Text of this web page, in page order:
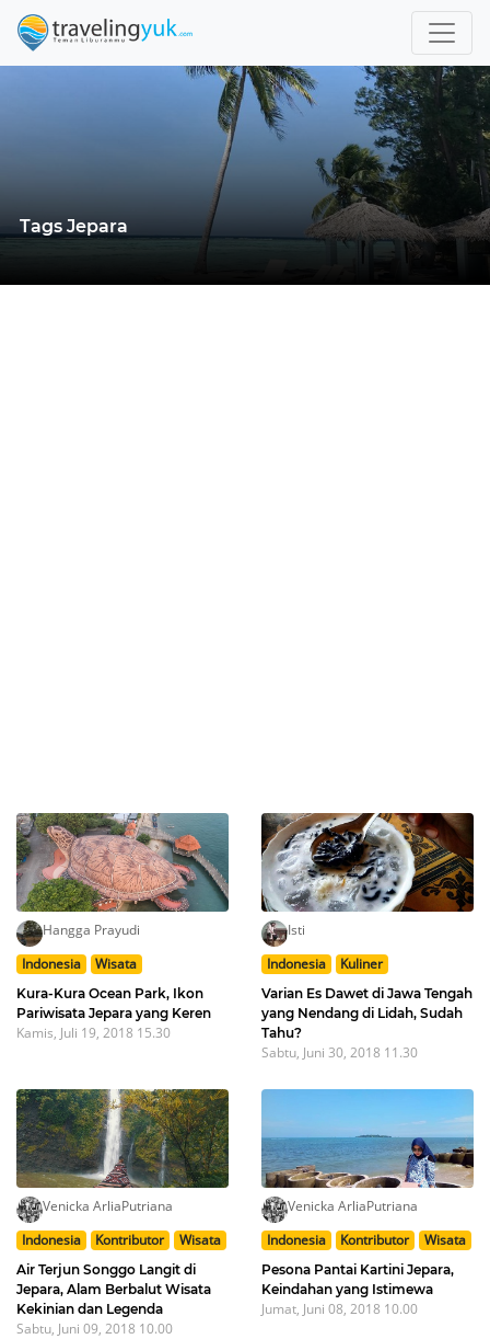
Tags Jepara
Hangga Prayudi
Indonesia
Wisata
Kura-Kura Ocean Park, Ikon
Pariwisata Jepara yang Keren
Kamis, Juli 19, 2018 15.30
Isti
Indonesia
Kuliner
Varian Es Dawet di Jawa Tengah
yang Nendang di Lidah, Sudah
Tahu?
Sabtu, Juni 30, 2018 11.30
Venicka ArliaPutriana
Indonesia
Kontributor Wisata
Air Terjun Songgo Langit di
Jepara, Alam Berbalut Wisata
Kekinian dan Legenda
Sabtu, Juni 09, 2018 10.00
Venicka ArliaPutriana
Indonesia
Kontributor Wisata
Pesona Pantai Kartini Jepara,
Keindahan yang Istimewa
Jumat, Juni 08, 2018 10.00